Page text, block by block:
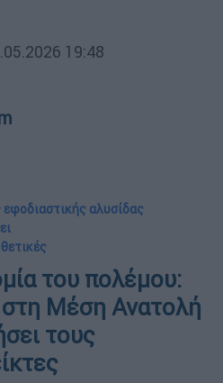
19:48
εφοδιαστικής αλυσίδας
του πολέμου:
Μέση Ανατολή
τους